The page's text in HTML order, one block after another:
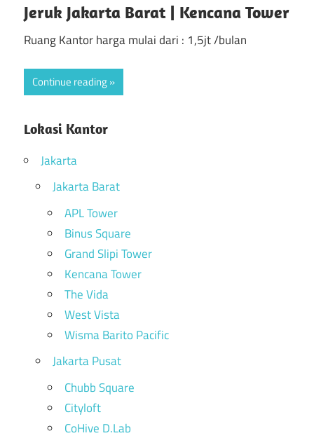
Jeruk Jakarta Barat | Kencana Tower
Ruang Kantor harga mulai dari : 1,5jt /bulan
Continue reading
Lokasi Kantor
Jakarta
Jakarta Barat
APL Tower
Binus Square
Grand Slipi Tower
Kencana Tower
The Vida
West Vista
Wisma Barito Pacific
Jakarta Pusat
Chubb Square
Cityloft
CoHive D.Lab